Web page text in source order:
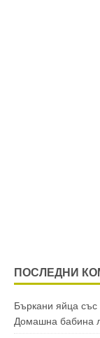
ПОСЛЕДНИ
Бъркани яйца със
Домашна бабина